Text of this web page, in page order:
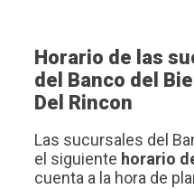
Horario de las
del Banco del
Del Rincon
Las sucursales del
el siguiente horario
cuenta a la hora de